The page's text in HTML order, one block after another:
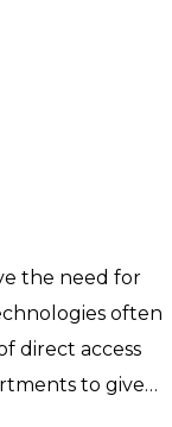
the need for
often
direct access
to give…